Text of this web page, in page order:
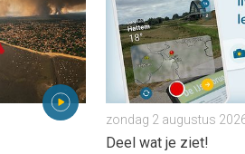
zondag 2 augustus
Deel wat je ziet!